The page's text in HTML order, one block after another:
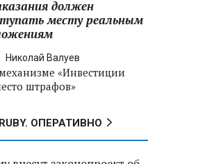
должен
месту реальным
Николай Валуев
«Инвестиции
штрафов»
ОПЕРАТИВНО